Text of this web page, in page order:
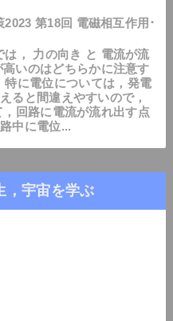
第18回 電磁相互作用･
， 力の向き と 電流が流
いのはどちらかに注意す
特に電位については，発電
ると間違えやすいので，
回路に電流が流れ出す点
中に電位...
，宇宙を学ぶ